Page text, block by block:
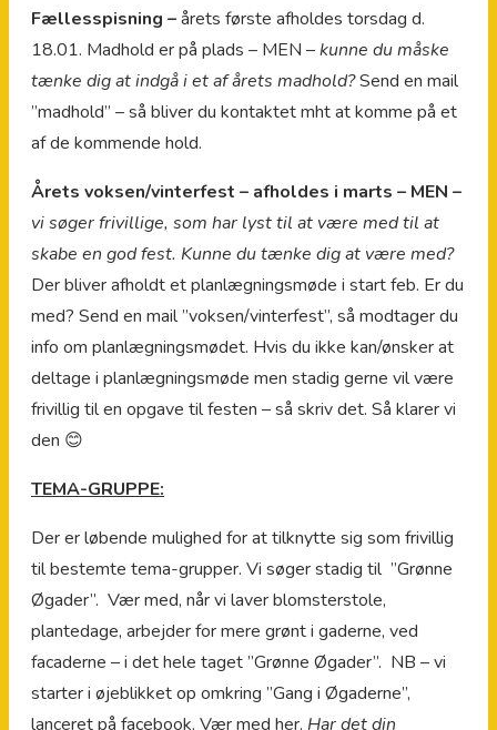
Fællesspisning –årets første afholdes torsdag d.
18.01. Madhold er på plads – MEN –kunne du måske
tænke dig at indgå i et af årets madhold?Send en mail
”madhold” – så bliver du kontaktet mht at komme på et
af de kommende hold.
Årets voksen/vinterfest – afholdes i marts – MEN –
vi søger frivillige, som har lyst til at være med til at
skabe en god fest. Kunne du tænke dig at være med?
Der bliver afholdt et planlægningsmøde i start feb. Er du
med? Send en mail ”voksen/vinterfest”, så modtager du
info om planlægningsmødet. Hvis du ikke kan/ønsker at
deltage i planlægningsmøde men stadig gerne vil være
frivillig til en opgave til festen – så skriv det. Så klarer vi
den 😊
TEMA-GRUPPE:
Der er løbende mulighed for at tilknytte sig som frivillig
til bestemte tema-grupper. Vi søger stadig til ”Grønne
Øgader”. Vær med, når vi laver blomsterstole,
plantedage, arbejder for mere grønt i gaderne, ved
facaderne – i det hele taget ”Grønne Øgader”. NB – vi
starter i øjeblikket op omkring ”Gang i Øgaderne”,
lanceret på facebook. Vær med her. Har det din